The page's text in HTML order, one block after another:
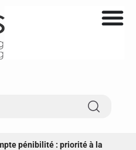
pénibilité : priorité à la